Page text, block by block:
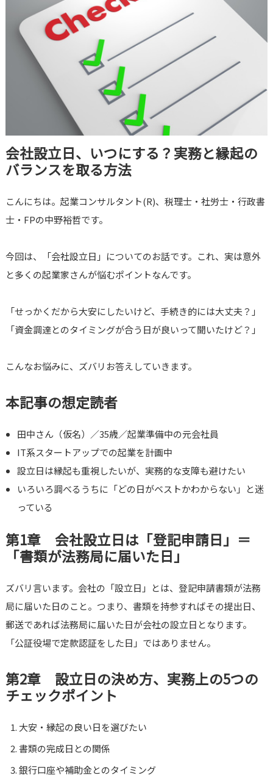
会社設立日、いつにする？実務と縁起の
バランスを取る方法
こんにちは。起業コンサルタント(R)、税理士・社労士・行政書
士・FPの中野裕哲です。
今回は、「会社設立日」についてのお話です。これ、実は意外
と多くの起業家さんが悩むポイントなんです。
「せっかくだから大安にしたいけど、手続き的には大丈夫？」
「資金調達とのタイミングが合う日が良いって聞いたけど？」
こんなお悩みに、ズバリお答えしていきます。
本記事の想定読者
田中さん（仮名）／35歳／起業準備中の元会社員
IT系スタートアップでの起業を計画中
設立日は縁起も重視したいが、実務的な支障も避けたい
いろいろ調べるうちに「どの日がベストかわからない」と迷
っている
第1章 会社設立日は「登記申請日」＝
「書類が法務局に届いた日」
ズバリ言います。会社の「設立日」とは、登記申請書類が法務
局に届いた日のこと。つまり、書類を持参すればその提出日、
郵送であれば法務局に届いた日が会社の設立日となります。
「公証役場で定款認証をした日」ではありません。
第2章 設立日の決め方、実務上の5つの
チェックポイント
大安・縁起の良い日を選びたい
書類の完成日との関係
銀行口座や補助金とのタイミング